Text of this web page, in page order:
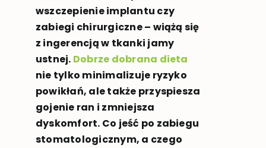
wszczepienie implantu czy
zabiegi chirurgiczne – wiążą się
z ingerencją w tkanki jamy
ustnej. Dobrze dobrana dieta
nie tylko minimalizuje ryzyko
powikłań, ale także przyspiesza
gojenie ran i zmniejsza
dyskomfort. Co jeść po zabiegu
stomatologicznym, a czego